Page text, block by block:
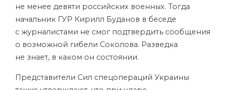
не менее девяти российских военных. Тогда
начальник ГУР Кирилл Буданов в беседе
с журналистами не смог подтвердить сообщения
о возможной гибели Соколова. Разведка
не знает, в каком он состоянии.
Представители Сил спецопераций Украины